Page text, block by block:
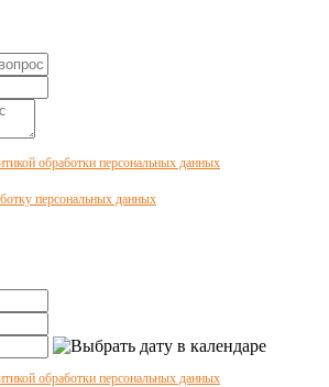
обработки персональных данных
персональных данных
обработки персональных данных